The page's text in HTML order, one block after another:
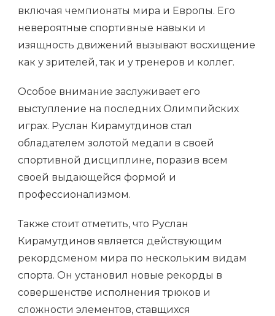
включая чемпионаты мира и Европы. Его
невероятные спортивные навыки и
изящность движений вызывают восхищение
как у зрителей, так и у тренеров и коллег.
Особое внимание заслуживает его
выступление на последних Олимпийских
играх. Руслан Кирамутдинов стал
обладателем золотой медали в своей
спортивной дисциплине, поразив всем
своей выдающейся формой и
профессионализмом.
Также стоит отметить, что Руслан
Кирамутдинов является действующим
рекордсменом мира по нескольким видам
спорта. Он установил новые рекорды в
совершенстве исполнения трюков и
сложности элементов, ставщихся